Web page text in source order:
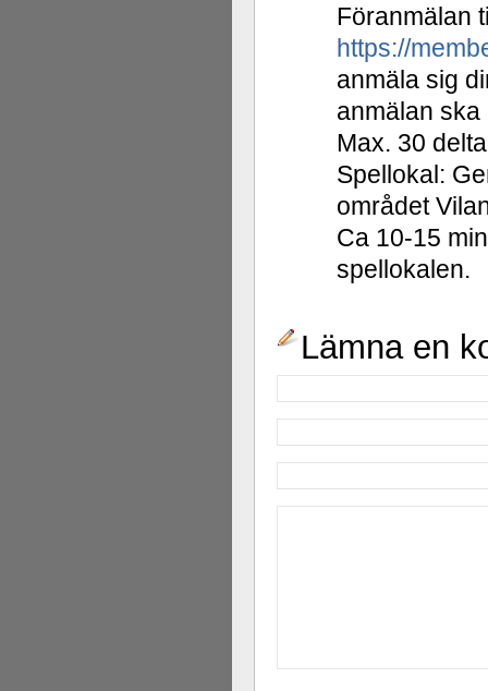
Föranmälan
https://
anmäla sig
anmälan
Max. 30
Spellokal:
området
Ca 10-15
spellokalen.
Lämna en